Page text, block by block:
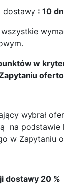
dostawy : 10
w
wybrał
na podstawie
w Zapytaniu
dostawy 20 %